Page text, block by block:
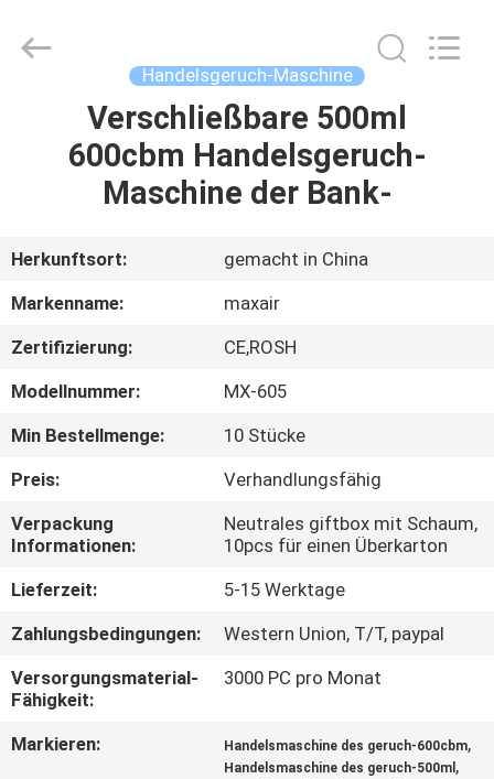
PRODUKTE
ÜBER
UNS
FABRIK-
AUSFLUG
QUALITÄTSKONTROLLE
TRETEN
SIE
MIT
IN
VERBINDUNG
Handelsgeruch-Maschine
Verschließbare 500ml
600cbm Handelsgeruch-
Maschine der Bank-
Herkunftsort:
gemacht in China
Markenname:
maxair
Zertifizierung:
CE,ROSH
Modellnummer:
MX-605
Min Bestellmenge:
10 Stücke
Preis:
Verhandlungsfähig
Verpackung
Informationen:
Neutrales giftbox mit Schaum,
10pcs für einen Überkarton
Lieferzeit:
5-15 Werktage
Zahlungsbedingungen:
Western Union, T/T, paypal
Versorgungsmaterial-
Fähigkeit:
3000 PC pro Monat
Markieren: Handelsmaschine des geruch-600cbm,
Handelsmaschine des geruch-500ml ,